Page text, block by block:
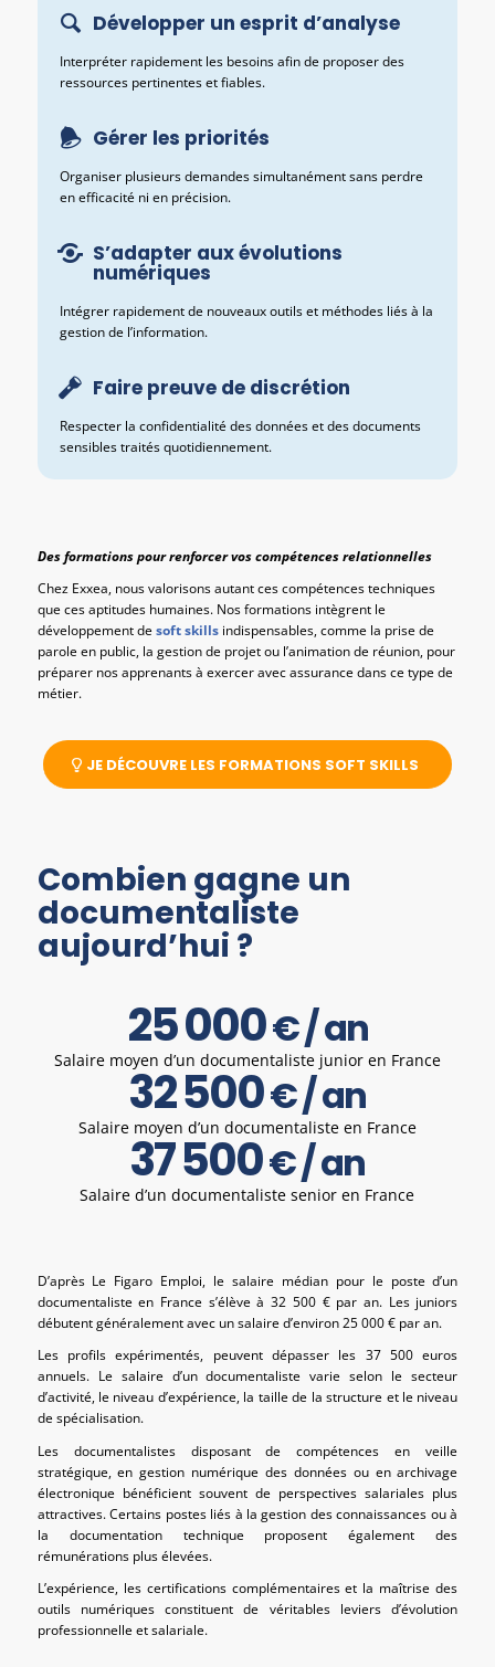
Développer un esprit d’analyse
Interpréter rapidement les besoins afin de proposer des
ressources pertinentes et fiables.
Gérer les priorités
Organiser plusieurs demandes simultanément sans perdre
en efficacité ni en précision.
S’adapter aux évolutions
numériques
Intégrer rapidement de nouveaux outils et méthodes liés à la
gestion de l’information.
Faire preuve de discrétion
Respecter la confidentialité des données et des documents
sensibles traités quotidiennement.
Des formations pour renforcer vos compétences relationnelles
Chez Exxea, nous valorisons autant ces compétences techniques
que ces aptitudes humaines. Nos formations intègrent le
développement desoft skills indispensables, comme la prise de
parole en public, la gestion de projet ou l’animation de réunion, pour
préparer nos apprenants à exercer avec assurance dans ce type de
métier.
JE DÉCOUVRE LES FORMATIONS SOFT SKILLS
Combien gagne un
documentaliste
aujourd’hui ?
25000€ / an
Salaire moyen d’un documentaliste junior en France
32500€ / an
Salaire moyen d’un documentaliste en France
37500€ / an
Salaire d’un documentaliste senior en France
D’après Le Figaro Emploi, le salaire médian pour le poste d’un
documentaliste en France s’élève à 32 500 € par an. Les juniors
débutent généralement avec un salaire d’environ 25 000 € par an.
Les profils expérimentés, peuvent dépasser les 37 500 euros
annuels. Le salaire d’un documentaliste varie selon le secteur
d’activité, le niveau d’expérience, la taille de la structure et le niveau
de spécialisation.
Les documentalistes disposant de compétences en veille
stratégique, en gestion numérique des données ou en archivage
électronique bénéficient souvent de perspectives salariales plus
attractives. Certains postes liés à la gestion des connaissances ou à
la documentation technique proposent également des
rémunérations plus élevées.
L’expérience, les certifications complémentaires et la maîtrise des
outils numériques constituent de véritables leviers d’évolution
professionnelle et salariale.